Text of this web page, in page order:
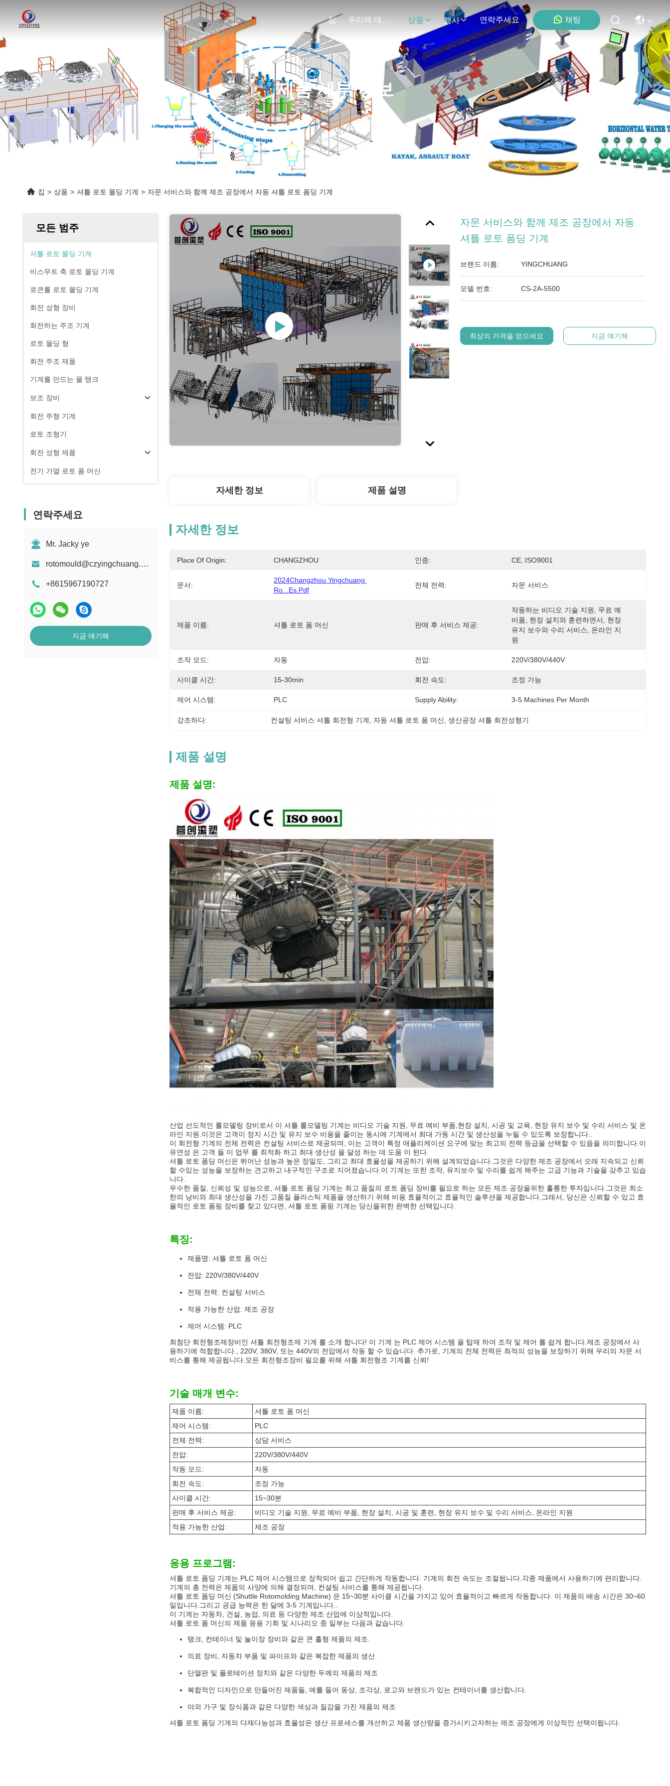
집 우리에 대하여 상품 행사 연락주세요 채팅
제품 세부 정보
집 > 상품 > 셔틀 로토 몰딩 기계 > 자문 서비스와 함께 제조 공장에서 자동 셔틀 로토 폼딩 기계
모든 범주
셔틀 로토 몰딩 기계
비스무트 축 로토 몰딩 기계
로큰롤 로토 몰딩 기계
회전 성형 장비
회전하는 주조 기계
로토 몰딩 형
회전 주조 제품
기계를 만드는 물 탱크
보조 장비
회전 주형 기계
로토 조형기
회전 성형 제품
전기 가열 로토 폼 머신
연락주세요
Mr. Jacky ye
rotomould@czyingchuang.com
+8615967190727
지금 얘기해
자문 서비스와 함께 제조 공장에서 자동
셔틀 로토 폼딩 기계
브랜드 이름: YINGCHUANG
모델 번호: CS-2A-5500
최상의 가격을 얻으세요 지금 얘기해
자세한 정보 제품 설명
자세한 정보
Place Of Origin: CHANGZHOU 인증: CE, ISO9001
문서:
2024Changzhou Yingchuang
Ro...es.pdf
전체 전력: 자문 서비스
제품 이름: 셔틀 로토 폼 머신 판매 후 서비스 제공:
작동하는 비디오 기술 지원, 무료 예
비품, 현장 설치와 훈련하면서, 현장
유지 보수와 수리 서비스, 온라인 지
원
조작 모드: 자동 전압: 220V/380V/440V
사이클 시간: 15-30min 회전 속도: 조정 가능
제어 시스템: PLC Supply Ability: 3-5 Machines Per Month
강조하다: 컨설팅 서비스 셔틀 회전형 기계 자동 셔틀 로토 폼 머신 , 생산공장 셔틀 회전성형기
제품 설명
제품 설명:
산업 선도적인 롤모델링 장비로서 이 셔틀 롤모델링 기계는 비디오 기술 지원, 무료 예비 부품,현장 설치, 시공 및 교육, 현장 유지 보수 및 수리 서비스 및 온
라인 지원.이것은 고객이 정지 시간 및 유지 보수 비용을 줄이는 동시에 기계에서 최대 가동 시간 및 생산성을 누릴 수 있도록 보장합니다..
이 회전형 기계의 전체 전력은 컨설팅 서비스로 제공되며, 이는 고객이 특정 애플리케이션 요구에 맞는 최고의 전력 등급을 선택할 수 있음을 의미합니다.이
유연성 은 고객 들 이 업무 를 최적화 하고 최대 생산성 을 달성 하는 데 도움 이 된다.
셔틀 로토 폼딩 머신은 뛰어난 성능과 높은 정밀도, 그리고 최대 효율성을 제공하기 위해 설계되었습니다.그것은 다양한 제조 공장에서 오래 지속되고 신뢰
할 수있는 성능을 보장하는 견고하고 내구적인 구조로 지어졌습니다.이 기계는 또한 조작, 유지보수 및 수리를 쉽게 해주는 고급 기능과 기술을 갖추고 있습
니다.
우수한 품질, 신뢰성 및 성능으로, 셔틀 로토 폼딩 기계는 최고 품질의 로토 폼딩 장비를 필요로 하는 모든 제조 공장을위한 훌륭한 투자입니다.그것은 최소
한의 낭비와 최대 생산성을 가진 고품질 플라스틱 제품을 생산하기 위해 비용 효율적이고 효율적인 솔루션을 제공합니다.그래서, 당신은 신뢰할 수 있고 효
율적인 로토 폼핑 장비를 찾고 있다면, 셔틀 로토 폼핑 기계는 당신을위한 완벽한 선택입니다.
특징:
제품명: 셔틀 로토 폼 머신
전압: 220V/380V/440V
전체 전력: 컨설팅 서비스
적용 가능한 산업: 제조 공장
제어 시스템: PLC
최첨단 회전형조제장비인 셔틀 회전형조제 기계 를 소개 합니다! 이 기계 는 PLC 제어 시스템 을 탑재 하여 조작 및 제어 를 쉽게 합니다.제조 공장에서 사
용하기에 적합합니다., 220V, 380V, 또는 440V의 전압에서 작동 할 수 있습니다. 추가로, 기계의 전체 전력은 최적의 성능을 보장하기 위해 우리의 자문 서
비스를 통해 제공됩니다.모든 회전형조장비 필요를 위해 셔틀 회전형조 기계를 신뢰!
기술 매개 변수:
제품 이름:
셔틀 로토 폼 머신
제어 시스템:
PLC
전체 전력:
상담 서비스
전압:
220V/380V/440V
작동 모드:
자동
회전 속도:
조정 가능
사이클 시간:
15~30분
판매 후 서비스 제공:
비디오 기술 지원, 무료 예비 부품, 현장 설치, 시공 및 훈련, 현장 유지 보수 및 수리 서비스, 온라인 지원
적용 가능한 산업:
제조 공장
응용 프로그램:
셔틀 로토 폼딩 기계는 PLC 제어 시스템으로 장착되어 쉽고 간단하게 작동합니다. 기계의 회전 속도는 조절됩니다.각종 제품에서 사용하기에 편리합니다.
기계의 총 전력은 제품의 사양에 의해 결정되며, 컨설팅 서비스를 통해 제공됩니다.
셔틀 로토 폼딩 머신 (Shuttle Rotomolding Machine) 은 15~30분 사이클 시간을 가지고 있어 효율적이고 빠르게 작동합니다. 이 제품의 배송 시간은 30~60
일입니다.그리고 공급 능력은 한 달에 3-5 기계입니다..
이 기계는 자동차, 건설, 농업, 의료 등 다양한 제조 산업에 이상적입니다.
셔틀 로토 폼 머신의 제품 응용 기회 및 시나리오 중 일부는 다음과 같습니다.
탱크, 컨테이너 및 놀이장 장비와 같은 큰 홀형 제품의 제조.
의료 장비, 자동차 부품 및 파이프와 같은 복잡한 제품의 생산.
단열판 및 플로테이션 장치와 같은 다양한 두께의 제품의 제조
복합적인 디자인으로 만들어진 제품들, 예를 들어 동상, 조각상, 로고와 브랜드가 있는 컨테이너를 생산합니다.
야외 가구 및 장식품과 같은 다양한 색상과 질감을 가진 제품의 제조
셔틀 로토 폼딩 기계의 다재다능성과 효율성은 생산 프로세스를 개선하고 제품 생산량을 증가시키고자하는 제조 공장에게 이상적인 선택이됩니다.